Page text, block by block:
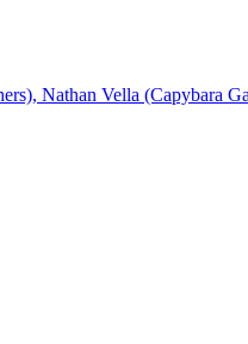
Nathan Vella (Capybara